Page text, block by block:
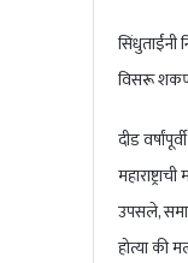
सिंधुताईंनी
विसरू
दीड
उपसले,
होत्या की